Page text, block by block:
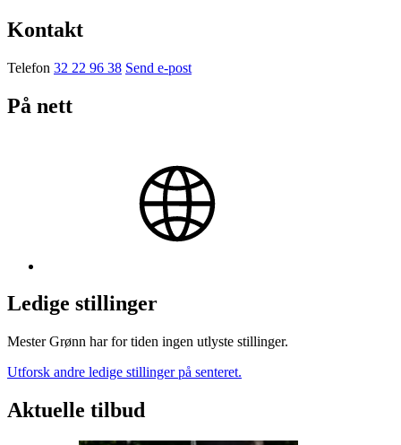
Kontakt
Telefon 32 22 96 38 Send e-post
På nett
Ledige stillinger
Mester Grønn har for tiden ingen utlyste stillinger.
Utforsk andre ledige stillinger på senteret.
Aktuelle tilbud